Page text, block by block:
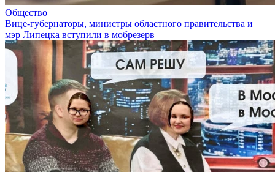
Общество
Вице-губернаторы, министры областного правительства и
мэр Липецка вступили в мобрезерв